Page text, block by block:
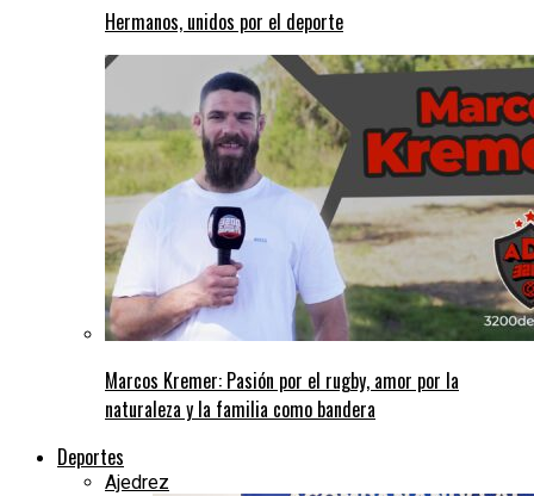
Hermanos, unidos por el deporte
Marcos Kremer: Pasión por el rugby, amor por la
naturaleza y la familia como bandera
Deportes
Ajedrez